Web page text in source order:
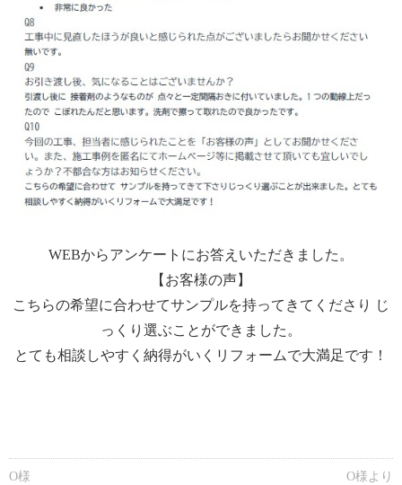
WEBからアンケートにお答えいただきました。
【お客様の声】
こちらの希望に合わせてサンプルを持ってきてくださり じ
っくり選ぶことができました。
とても相談しやすく納得がいくリフォームで大満足です！
O様 O様より